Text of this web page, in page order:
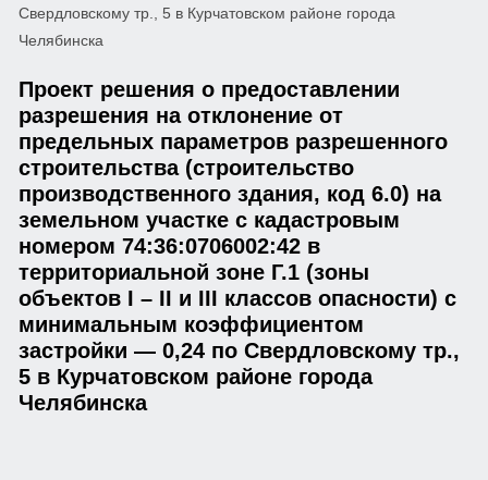
Свердловскому тр., 5 в Курчатовском районе города
Челябинска
Проект решения о предоставлении
разрешения на отклонение от
предельных параметров разрешенного
строительства (строительство
производственного здания, код 6.0) на
земельном участке с кадастровым
номером 74:36:0706002:42 в
территориальной зоне Г.1 (зоны
объектов I – II и III классов опасности) с
минимальным коэффициентом
застройки — 0,24 по Свердловскому тр.,
5 в Курчатовском районе города
Челябинска